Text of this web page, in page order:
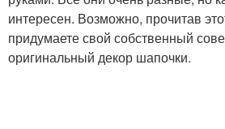
интересен. Возможно, прочитав
придумаете свой собственный
оригинальный декор шапочки.